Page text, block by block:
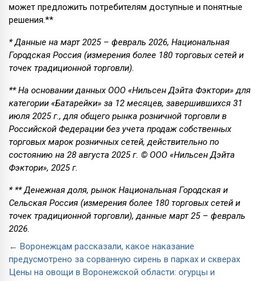
может предложить потребителям доступные и понятные
решения.**
* Данные на март 2025 – февраль 2026, Национальная
Городская Россия (измерения более 180 торговых сетей и
точек традиционной торговли).
**На основании данных ООО «Нильсен Дэйта Фэктори» для
категории «Батарейки» за 12 месяцев, завершившихся 31
июля 2025 г., для общего рынка розничной торговли в
Российской Федерации без учета продаж собственных
торговых марок розничных сетей, действительно по
состоянию на 28 августа 2025 г. © ООО «Нильсен Дэйта
Фэктори», 2025 г.
* **Денежная доля, рынок Национальная Городская и
Сельская Россия (измерения более 180 торговых сетей и
точек традиционной торговли), данные март 25 – февраль
2026.
← Воронежцам рассказали, какое наказание
предусмотрено за сорванную сирень в парках и скверах
Цены на овощи в Воронежской области: огурцы и